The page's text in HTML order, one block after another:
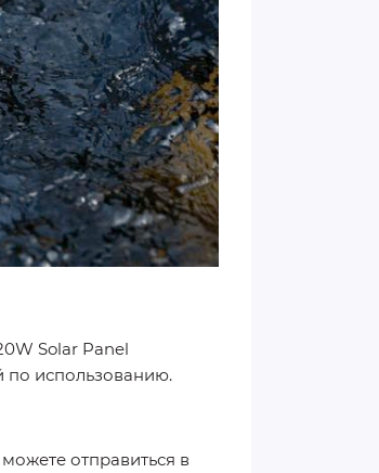
Solar Panel
по использованию.
отправиться в